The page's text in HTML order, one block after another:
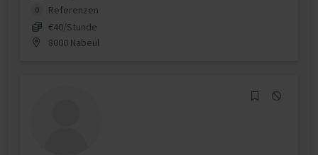
0
Referenzen
€40/Stunde
8000 Nabeul